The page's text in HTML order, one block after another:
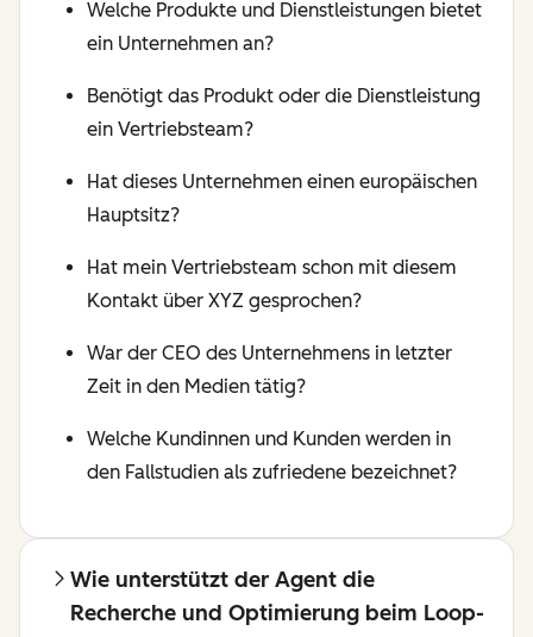
Welche Produkte und Dienstleistungen bietet
ein Unternehmen an?
Benötigt das Produkt oder die Dienstleistung
ein Vertriebsteam?
Hat dieses Unternehmen einen europäischen
Hauptsitz?
Hat mein Vertriebsteam schon mit diesem
Kontakt über XYZ gesprochen?
War der CEO des Unternehmens in letzter
Zeit in den Medien tätig?
Welche Kundinnen und Kunden werden in
den Fallstudien als zufriedene bezeichnet?
Wie unterstützt der Agent die
Recherche und Optimierung beim Loop-